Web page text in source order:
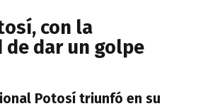
con la
dar un golpe
Potosí triunfó en su